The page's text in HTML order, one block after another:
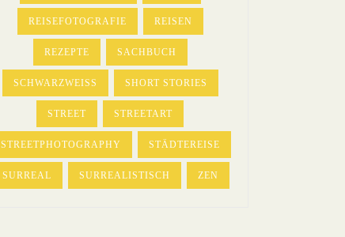
REISEFOTOGRAFIE REISEN
REZEPTE SACHBUCH
SCHWARZWEISS SHORT STORIES
STREET STREETART
STREETPHOTOGRAPHY STÄDTEREISE
SURREAL SURREALISTISCH ZEN